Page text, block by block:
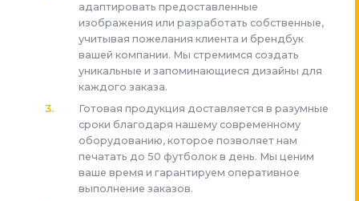
адаптировать предоставленные
изображения или разработать собственные,
учитывая пожелания клиента и брендбук
вашей компании. Мы стремимся создать
уникальные и запоминающиеся дизайны для
каждого заказа.
Готовая продукция доставляется в разумные
сроки благодаря нашему современному
оборудованию, которое позволяет нам
печатать до 50 футболок в день. Мы ценим
ваше время и гарантируем оперативное
выполнение заказов.